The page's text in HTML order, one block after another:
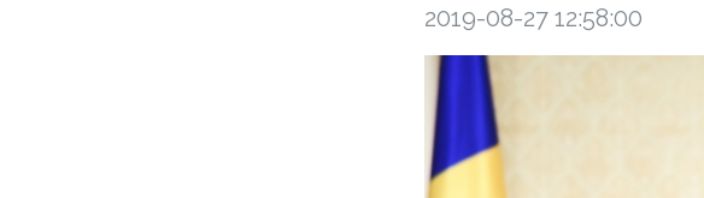
2019-08-27 12:58:00